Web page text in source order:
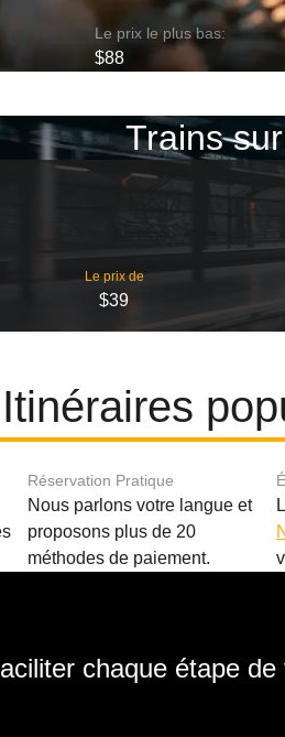
Le prix le plus bas:
$88
Trains
Le prix de
$39
Itinéraires
Réservation Pratique
Nous parlons votre langue et
proposons plus de 20
méthodes de paiement.
chaque étape de